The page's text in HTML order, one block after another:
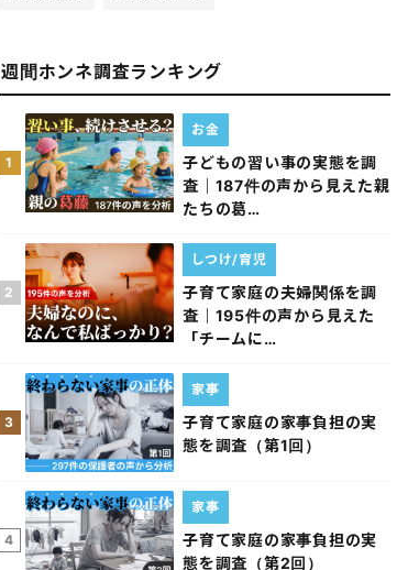
週間ホンネ調査ランキング
1
子どもの習い事の実態を調
査｜187件の声から見えた親
たちの葛…
お金
2
子育て家庭の夫婦関係を調
査｜195件の声から見えた
「チームに…
しつけ/育児
3
子育て家庭の家事負担の実
態を調査（第1回）
家事
4
子育て家庭の家事負担の実
態を調査（第2回）
家事